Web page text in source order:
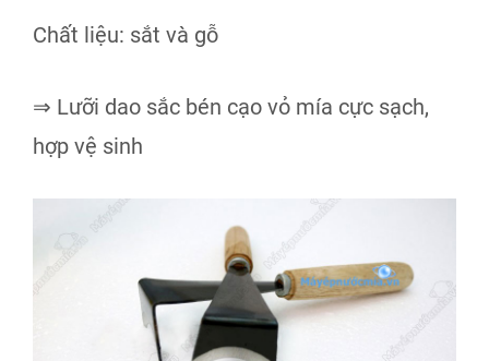
Chất liệu: sắt và gỗ
⇒ Lưỡi dao sắc bén cạo vỏ mía cực sạch,
hợp vệ sinh